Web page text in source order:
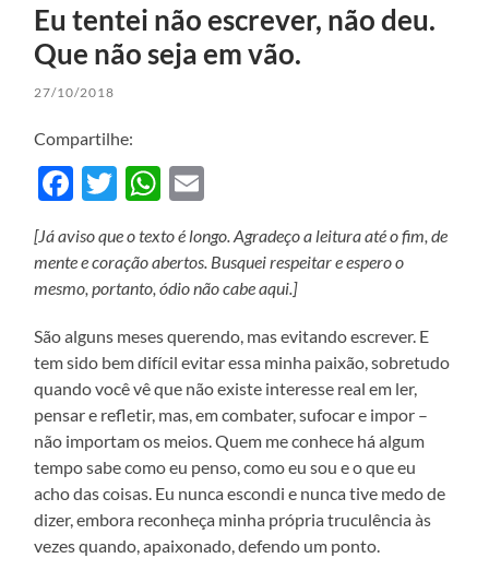
Eu tentei não escrever, não deu.
Que não seja em vão.
27/10/2018
Compartilhe:
Facebook
TwitterWhatsApp
[Já aviso que o texto é longo. Agradeço a leitura até o fim, de
mente e coração abertos. Busquei respeitar e espero o
mesmo, portanto, ódio não cabe aqui.]
São alguns meses querendo, mas evitando escrever. E
tem sido bem difícil evitar essa minha paixão, sobretudo
quando você vê que não existe interesse real em ler,
pensar e refletir, mas, em combater, sufocar e impor –
não importam os meios. Quem me conhece há algum
tempo sabe como eu penso, como eu sou e o que eu
acho das coisas. Eu nunca escondi e nunca tive medo de
dizer, embora reconheça minha própria truculência às
vezes quando, apaixonado, defendo um ponto.